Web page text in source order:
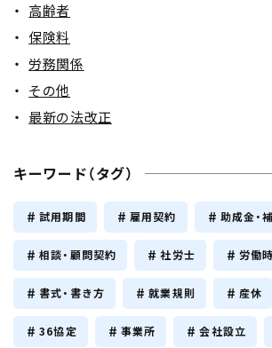
高齢者
保険料
労務関係
その他
最新の法改正
キーワード（タグ）
試用期間 雇用契約 助成金・
相談・顧問契約 社労士 労働
書式・書き方 就業規則 産休
36協定 事業所 会社設立